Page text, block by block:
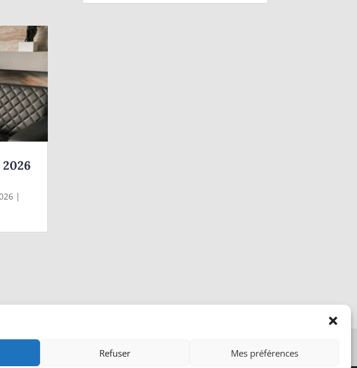
Refuser Mes préférences
|
09/2020 | AMF : Validé 9/10/2018 Numéro : 2018/00965